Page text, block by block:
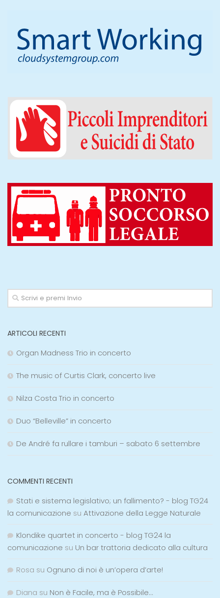
ARTICOLI RECENTI
Organ Madness Trio in concerto
The music of Curtis Clark, concerto live
Nilza Costa Trio in concerto
Duo “Belleville” in concerto
De André fa rullare i tamburi – sabato 6 settembre
COMMENTI RECENTI
Stati e sistema legislativo; un fallimento? - blog TG24
la comunicazione su Attivazione della Legge Naturale
Klondike quartet in concerto - blog TG24 la
comunicazione su Un bar trattoria dedicato alla cultura
Rosa su Ognuno di noi è un’opera d’arte!
Diana su Non è Facile, ma è Possibile…